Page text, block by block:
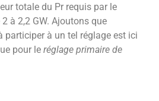
totale du Pr requis par le
à 2,2 GW. Ajoutons que
participer à un tel réglage est ici
pour le réglage primaire de